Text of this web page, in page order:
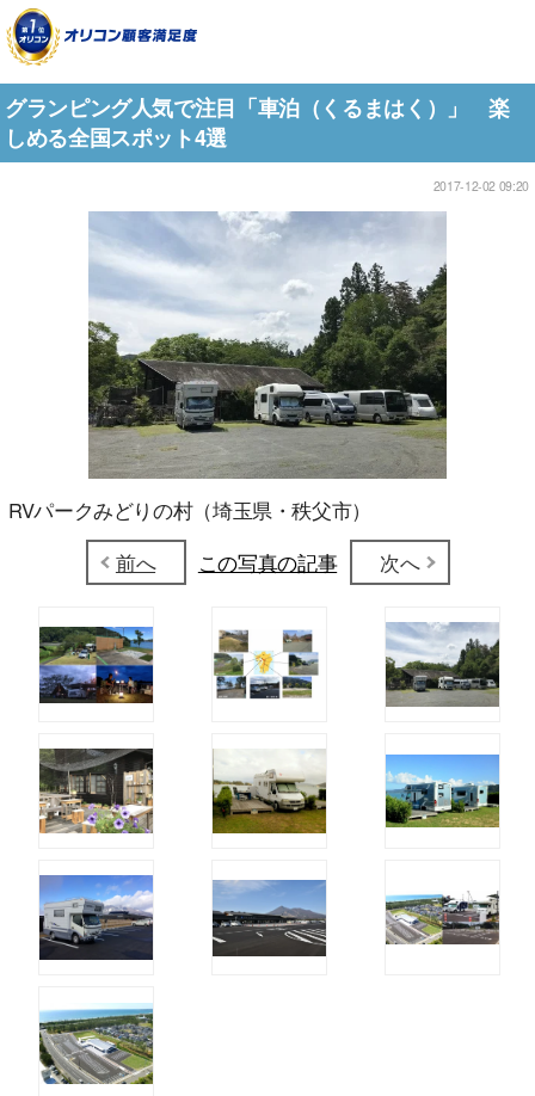
グランピング人気で注目「車泊（くるまはく）」 楽
しめる全国スポット4選
2017-12-02 09:20
RVパークみどりの村（埼玉県・秩父市）
前へ
この写真の記事 次へ